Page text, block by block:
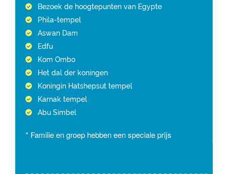
Bezoek de hoogtepunten van Egypte
Phila-tempel
Aswan Dam
Edfu
Kom Ombo
Het dal der koningen
Koningin Hatshepsut tempel
Karnak tempel
Abu Simbel
* Familie en groep hebben een speciale prijs